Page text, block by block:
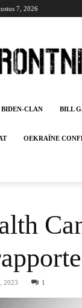
7, 2026
BIDEN-CLAN BILL
OEKRAÏNE
2023 1